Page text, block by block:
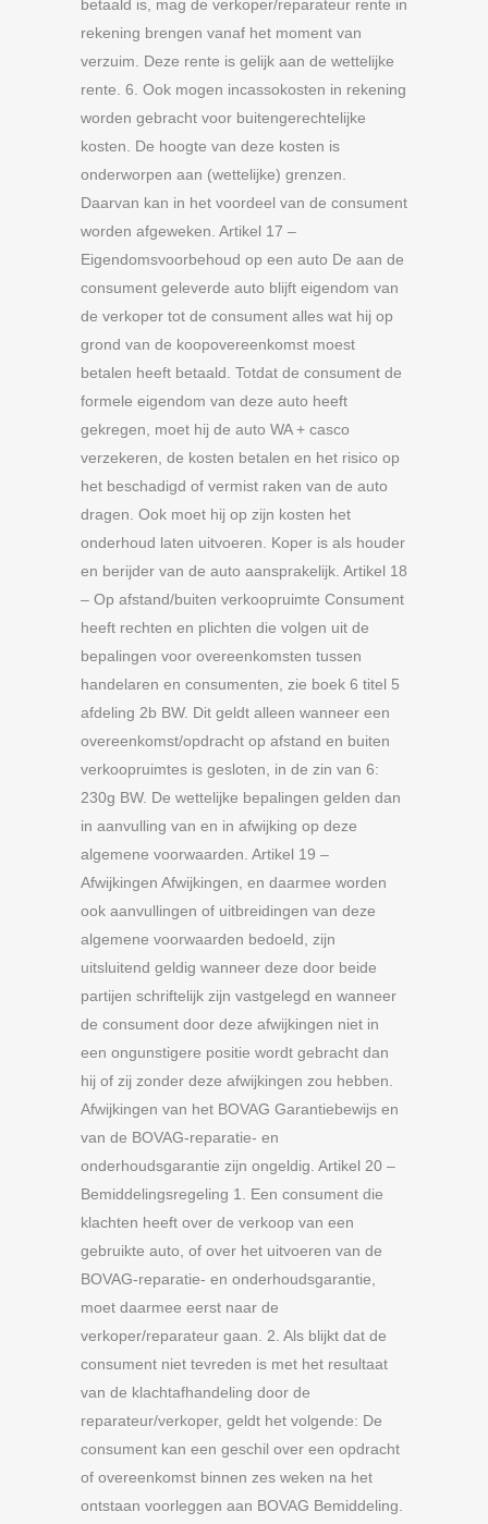
betaald is, mag de verkoper/reparateur rente in
rekening brengen vanaf het moment van
verzuim. Deze rente is gelijk aan de wettelijke
rente. 6. Ook mogen incassokosten in rekening
worden gebracht voor buitengerechtelijke
kosten. De hoogte van deze kosten is
onderworpen aan (wettelijke) grenzen.
Daarvan kan in het voordeel van de consument
worden afgeweken. Artikel 17 –
Eigendomsvoorbehoud op een auto De aan de
consument geleverde auto blijft eigendom van
de verkoper tot de consument alles wat hij op
grond van de koopovereenkomst moest
betalen heeft betaald. Totdat de consument de
formele eigendom van deze auto heeft
gekregen, moet hij de auto WA + casco
verzekeren, de kosten betalen en het risico op
het beschadigd of vermist raken van de auto
dragen. Ook moet hij op zijn kosten het
onderhoud laten uitvoeren. Koper is als houder
en berijder van de auto aansprakelijk. Artikel 18
– Op afstand/buiten verkoopruimte Consument
heeft rechten en plichten die volgen uit de
bepalingen voor overeenkomsten tussen
handelaren en consumenten, zie boek 6 titel 5
afdeling 2b BW. Dit geldt alleen wanneer een
overeenkomst/opdracht op afstand en buiten
verkoopruimtes is gesloten, in de zin van 6:
230g BW. De wettelijke bepalingen gelden dan
in aanvulling van en in afwijking op deze
algemene voorwaarden. Artikel 19 –
Afwijkingen Afwijkingen, en daarmee worden
ook aanvullingen of uitbreidingen van deze
algemene voorwaarden bedoeld, zijn
uitsluitend geldig wanneer deze door beide
partijen schriftelijk zijn vastgelegd en wanneer
de consument door deze afwijkingen niet in
een ongunstigere positie wordt gebracht dan
hij of zij zonder deze afwijkingen zou hebben.
Afwijkingen van het BOVAG Garantiebewijs en
van de BOVAG-reparatie- en
onderhoudsgarantie zijn ongeldig. Artikel 20 –
Bemiddelingsregeling 1. Een consument die
klachten heeft over de verkoop van een
gebruikte auto, of over het uitvoeren van de
BOVAG-reparatie- en onderhoudsgarantie,
moet daarmee eerst naar de
verkoper/reparateur gaan. 2. Als blijkt dat de
consument niet tevreden is met het resultaat
van de klachtafhandeling door de
reparateur/verkoper, geldt het volgende: De
consument kan een geschil over een opdracht
of overeenkomst binnen zes weken na het
ontstaan voorleggen aan BOVAG Bemiddeling.